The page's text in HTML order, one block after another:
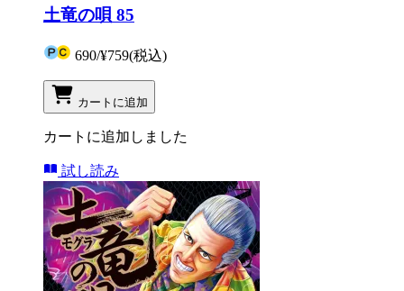
土竜の唄 85
690/¥759(税込)
カートに追加
カートに追加しました
試し読み